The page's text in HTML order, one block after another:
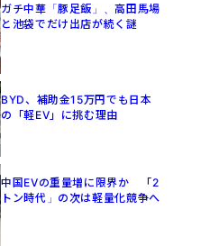
ガチ中華「豚足飯」、高田馬場
と池袋でだけ出店が続く謎
BYD、補助金15万円でも日本
の「軽EV」に挑む理由
中国EVの重量増に限界か 「2
トン時代」の次は軽量化競争へ